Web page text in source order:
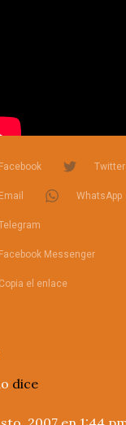
Facebook Twitter
Email WhatsApp
Facebook Messenger
Copia el enlace
dice